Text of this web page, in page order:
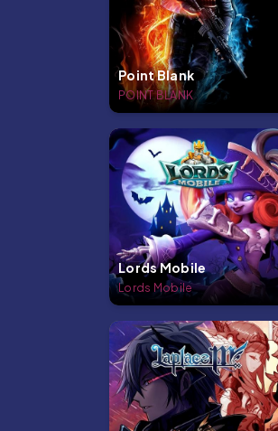
Point Blank
POINT BLANK
Lords Mobile
Lords Mobile